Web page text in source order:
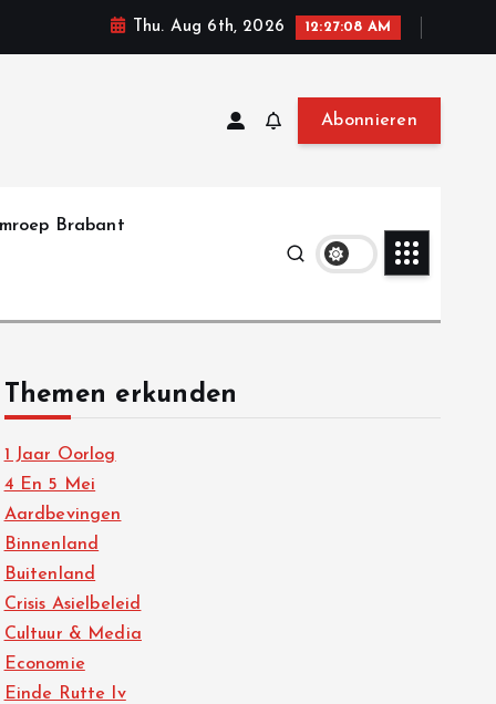
Thu. Aug 6th, 2026 12:27:09 AM
Abonnieren
Brabant
Themen erkunden
1 Jaar Oorlog
4 En 5 Mei
Aardbevingen
Binnenland
Buitenland
Crisis Asielbeleid
Cultuur & Media
Economie
Einde Rutte Iv